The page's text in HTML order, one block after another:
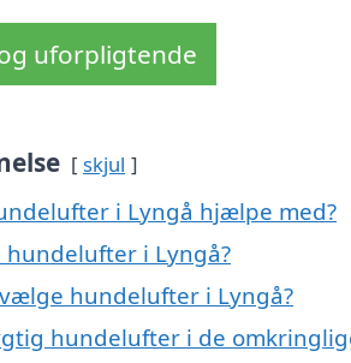
uforpligtende
skjul
i Lyngå hjælpe med?
hundelufter i Lyngå?
hundelufter i Lyngå?
hundelufter i de